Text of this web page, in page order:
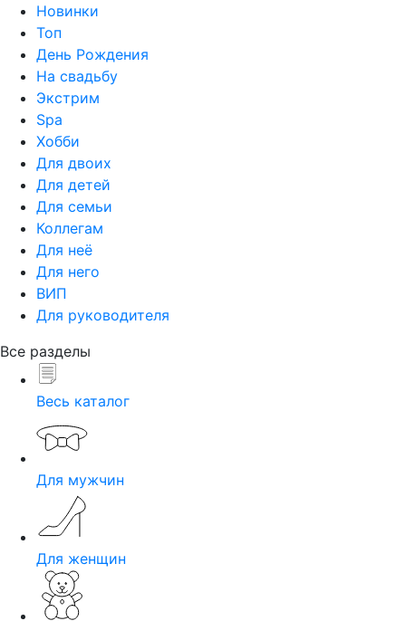
Новинки
Топ
День Рождения
На свадьбу
Экстрим
Spa
Хобби
Для двоих
Для детей
Для семьи
Коллегам
Для неё
Для него
ВИП
Для руководителя
Все разделы
Весь каталог
Для мужчин
Для женщин